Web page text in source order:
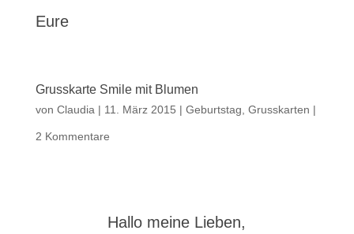
Eure
Grusskarte Smile mit Blumen
von Claudia | 11. März 2015 | Geburtstag Grusskarten |
2 Kommentare
Hallo meine Lieben,